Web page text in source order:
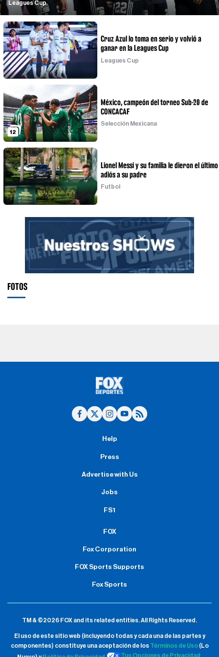
Leagues Cup
Cruz Azul lo toma en serio y volvió a
ganar en la Leagues Cup
Leagues Cup
12
México, campeón del torneo Sub-20 de
CONCACAF
Selección Mexicana
Lionel Messi y su familia le dieron el último
adiós a su padre
Futbol
FOTOS
Help
Press
Advertise with Us
Jobs
FS1
FOX
Fox Corporation
FOX Sports Supports
Fox Sports
TM & ©2026 FOX and its related entities.All Rights Reserved.
El uso de este sitio web (incluyendo todas y cada una de las partes y
componentes) constituye una aceptación de los Términos de Uso(Lo
Tus Opciones de Privacidad